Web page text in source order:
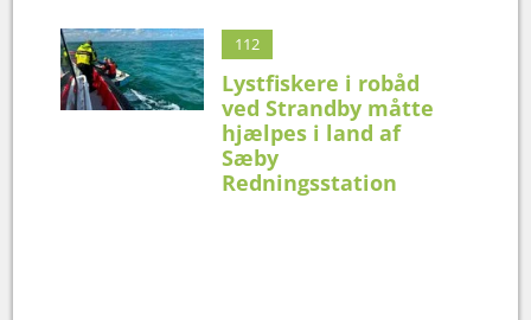
112
Lystfiskere i robåd
ved Strandby måtte
hjælpes i land af
Sæby
Redningsstation